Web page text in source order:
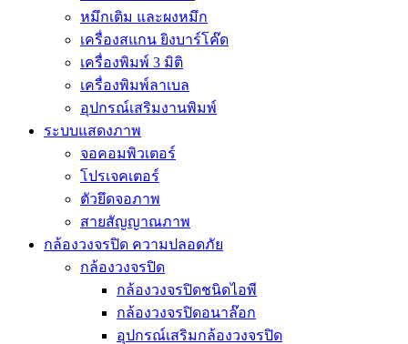
หมึกเติม และผงหมึก
เครื่องสแกน ยิงบาร์โค๊ด
เครื่องพิมพ์ 3 มิติ
เครื่องพิมพ์ลาเบล
อุปกรณ์เสริมงานพิมพ์
ระบบแสดงภาพ
จอคอมพิวเตอร์
โปรเจคเตอร์
ตัวยึดจอภาพ
สายสัญญาณภาพ
กล้องวงจรปิด ความปลอดภัย
กล้องวงจรปิด
กล้องวงจรปิดชนิดไอพี
กล้องวงจรปิดอนาล๊อก
อุปกรณ์เสริมกล้องวงจรปิด